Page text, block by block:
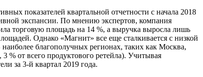
показателей квартальной отчетности с начала 2018
экспансии. По мнению экспертов, компания
торговую площадь на 14 %, а выручка выросла лишь
Однако «Магнит» все еще сталкивается с низкой
благополучных регионах, таких как Москва,
от всего продуктового ретейла). Учитывая
за 3-й квартал 2019 года.